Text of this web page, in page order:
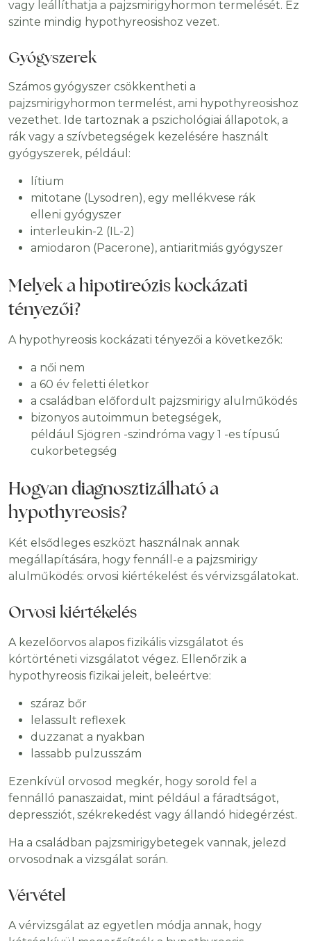
vagy leállíthatja a pajzsmirigyhormon termelését. Ez
szinte mindig hypothyreosishoz vezet.
Gyógyszerek
Számos gyógyszer csökkentheti a
pajzsmirigyhormon termelést, ami hypothyreosishoz
vezethet. Ide tartoznak a pszichológiai állapotok, a
rák vagy a szívbetegségek kezelésére használt
gyógyszerek, például:
lítium
mitotane (Lysodren), egy mellékvese rák
elleni gyógyszer
interleukin-2 (IL-2)
amiodaron (Pacerone), antiaritmiás gyógyszer
Melyek a hipotireózis kockázati
tényezői?
A hypothyreosis kockázati tényezői a következők:
a női nem
a 60 év feletti életkor
a családban előfordult pajzsmirigy alulműködés
bizonyos autoimmun betegségek,
például Sjögren -szindróma vagy 1 -es típusú
cukorbetegség
Hogyan diagnosztizálható a
hypothyreosis?
Két elsődleges eszközt használnak annak
megállapítására, hogy fennáll-e a pajzsmirigy
alulműködés: orvosi kiértékelést és vérvizsgálatokat.
Orvosi kiértékelés
A kezelőorvos alapos fizikális vizsgálatot és
kórtörténeti vizsgálatot végez. Ellenőrzik a
hypothyreosis fizikai jeleit, beleértve:
száraz bőr
lelassult reflexek
duzzanat a nyakban
lassabb pulzusszám
Ezenkívül orvosod megkér, hogy sorold fel a
fennálló panaszaidat, mint például a fáradtságot,
depressziót, székrekedést vagy állandó hidegérzést.
Ha a családban pajzsmirigybetegek vannak, jelezd
orvosodnak a vizsgálat során.
Vérvétel
A vérvizsgálat az egyetlen módja annak, hogy